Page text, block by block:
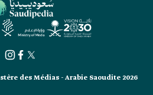
des Médias - Arabie Saoudite 2026